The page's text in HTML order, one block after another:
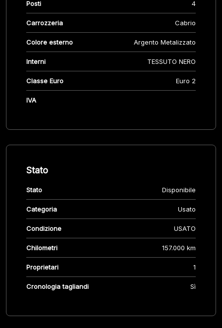
Posti 4
Carrozzeria Cabrio
Colore esterno Argento Metalizzato
Interni TESSUTO NERO
Classe Euro Euro 2
IVA
Stato
Stato Disponibile
Categoria Usato
Condizione USATO
Chilometri 157.000 km
Proprietari 1
Cronologia tagliandi Sì